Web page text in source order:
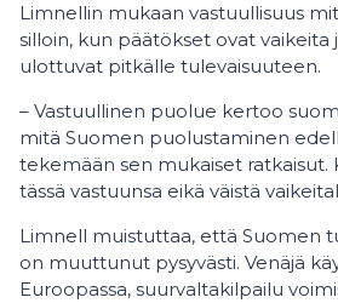
Limnellin mukaan vastuullisuus
silloin, kun päätökset ovat vaikeita
ulottuvat pitkälle tulevaisuuteen.
– Vastuullinen puolue kertoo
mitä Suomen puolustaminen
tekemään sen mukaiset ratkaisut.
tässä vastuunsa eikä väistä
Limnell muistuttaa, että Suomen
on muuttunut pysyvästi. Venäjä
Euroopassa, suurvaltakilpailu